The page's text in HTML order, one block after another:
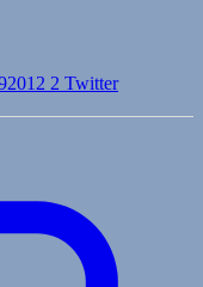
2 Twitter